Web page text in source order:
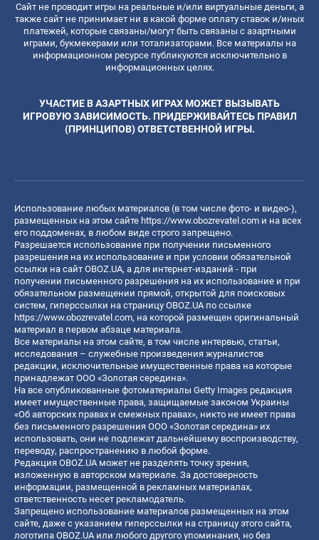
Сайт не проводит игры на реальные и/или виртуальные деньги, а
также сайт не принимает ни в какой форме оплату ставок и/иных
платежей, которые связаны/могут быть связаны с азартными
играми, букмекерами или тотализаторами. Все материалы на
информационном ресурсе публикуются исключительно в
информационных целях.
УЧАСТИЕ В АЗАРТНЫХ ИГРАХ МОЖЕТ ВЫЗЫВАТЬ
ИГРОВУЮ ЗАВИСИМОСТЬ. ПРИДЕРЖИВАЙТЕСЬ ПРАВИЛ
(ПРИНЦИПОВ) ОТВЕТСТВЕННОЙ ИГРЫ.
Использование любых материалов (в том числе фото- и видео-),
размещенных на этом сайте https://www.obozrevatel.com и на всех
его поддоменах, в любом виде строго запрещено.
Разрешается использование при получении письменного
разрешения на их использование и при условии обязательной
ссылки на сайт OBOZ.UA, а для интернет-изданий - при
получении письменного разрешения на их использование и при
обязательном размещении прямой, открытой для поисковых
систем, гиперссылки на страницу OBOZ.UA по ссылке
https://www.obozrevatel.com, на которой размещен оригинальный
материал в первом абзаце материала.
Все материалы на этом сайте, в том числе интервью, статьи,
исследования – служебные произведения журналистов
редакции, исключительные имущественные права на которые
принадлежат ООО «Золотая середина».
На все опубликованные фотоматериалы Getty Images редакция
имеет имущественные права, защищаемые законом Украины
«Об авторских правах и смежных правах», никто не имеет права
без письменного разрешения ООО «Золотая середина» их
использовать, они не подлежат дальнейшему воспроизводству,
переводу, распространению в любой форме.
Редакция OBOZ.UA может не разделять точку зрения,
изложенную в авторском материале. За достоверность
информации, размещенной в рекламных материалах,
ответственность несет рекламодатель.
Запрещено использование материалов размещенных на этом
сайте, даже с указанием гиперссылки на страницу этого сайта,
логотипа OBOZ.UA или любого другого упоминания, но без